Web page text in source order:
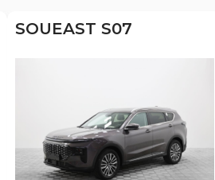
SOUEAST S07